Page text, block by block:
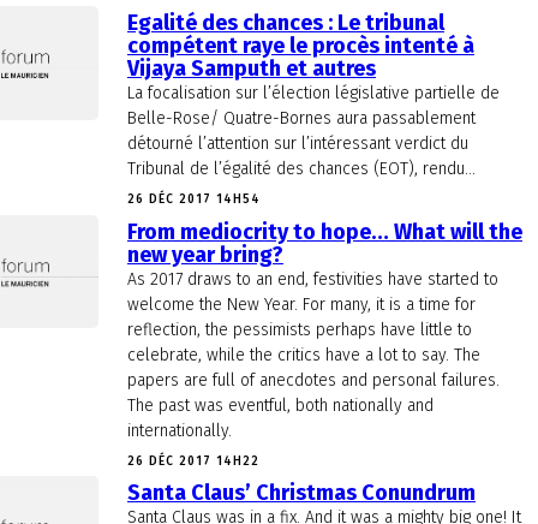
Egalité des chances : Le tribunal
compétent raye le procès intenté à
Vijaya Samputh et autres
La focalisation sur l’élection législative partielle de
Belle-Rose/ Quatre-Bornes aura passablement
détourné l’attention sur l’intéressant verdict du
Tribunal de l’égalité des chances (EOT), rendu...
26 DÉC 2017 14H54
From mediocrity to hope… What will the
new year bring?
As 2017 draws to an end, festivities have started to
welcome the New Year. For many, it is a time for
reflection, the pessimists perhaps have little to
celebrate, while the critics have a lot to say. The
papers are full of anecdotes and personal failures.
The past was eventful, both nationally and
internationally.
26 DÉC 2017 14H22
Santa Claus’ Christmas Conundrum
Santa Claus was in a fix. And it was a mighty big one! It